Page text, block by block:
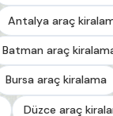
Antalya araç
Batman araç
Bursa araç kiralama
Düzce araç